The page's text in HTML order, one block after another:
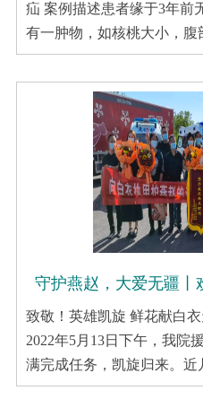
疝 案例描述患者缘于3年前
有一肿物，如核桃大小，腹
守护燕赵，大爱无疆丨
致敬！英雄凯旋 鲜花献白
2022年5月13日下午，我院
满完成任务，凯旋归来。近